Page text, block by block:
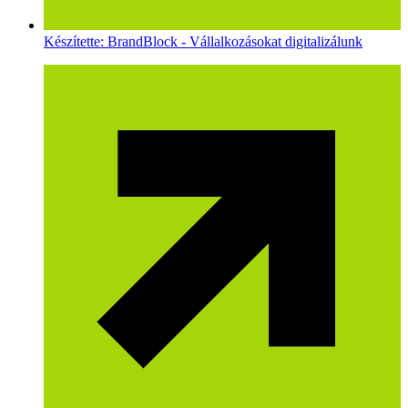
Készítette: BrandBlock - Vállalkozásokat digitalizálunk